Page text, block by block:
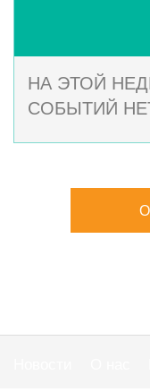
НА ЭТОЙ
СОБЫТИЙ